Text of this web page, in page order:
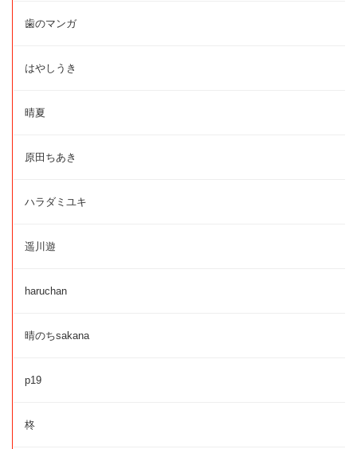
歯のマンガ
はやしうき
晴夏
原田ちあき
ハラダミユキ
遥川遊
haruchan
晴のちsakana
p19
柊